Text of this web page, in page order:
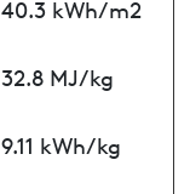
40.3 kWh/m2
32.8 MJ/kg
9.11 kWh/kg